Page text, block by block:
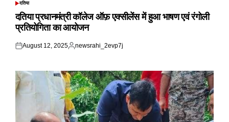
POSTED
दतिया
दतिया प्रधानमंत्री कॉलेज ऑफ़ एक्सीलेंस में हुआ भाषण एवं रंगोली
प्रतियोगिता का आयोजन
Posted
August 12, 2025
Posted
newsrahi_2evp7j